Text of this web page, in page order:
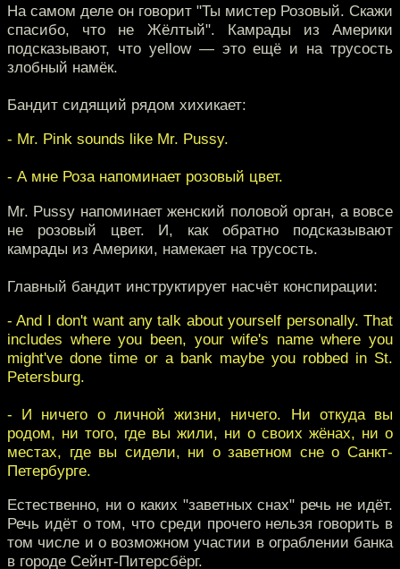
На самом деле он говорит "Ты мистер Розовый. Скажи
спасибо, что не Жёлтый". Камрады из Америки
подсказывают, что yellow — это ещё и на трусость
злобный намёк.
Бандит сидящий рядом хихикает:
- Mr. Pink sounds like Mr. Pussy.
- А мне Роза напоминает розовый цвет.
Mr. Pussy напоминает женский половой орган, а вовсе
не розовый цвет. И, как обратно подсказывают
камрады из Америки, намекает на трусость.
Главный бандит инструктирует насчёт конспирации:
- And I don't want any talk about yourself personally. That
includes where you been, your wife's name where you
might've done time or a bank maybe you robbed in St.
Petersburg.
- И ничего о личной жизни, ничего. Ни откуда вы
родом, ни того, где вы жили, ни о своих жёнах, ни о
местах, где вы сидели, ни о заветном сне о Санкт-
Петербурге.
Естественно, ни о каких "заветных снах" речь не идёт.
Речь идёт о том, что среди прочего нельзя говорить в
том числе и о возможном участии в ограблении банка
в городе Сейнт-Питерсбёрг.